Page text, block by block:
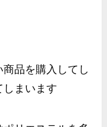
品を購入してし
しまいます